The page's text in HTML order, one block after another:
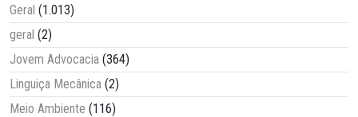
Geral (1.013)
geral (2)
Jovem Advocacia (364)
Linguiça Mecânica (2)
Meio Ambiente (116)